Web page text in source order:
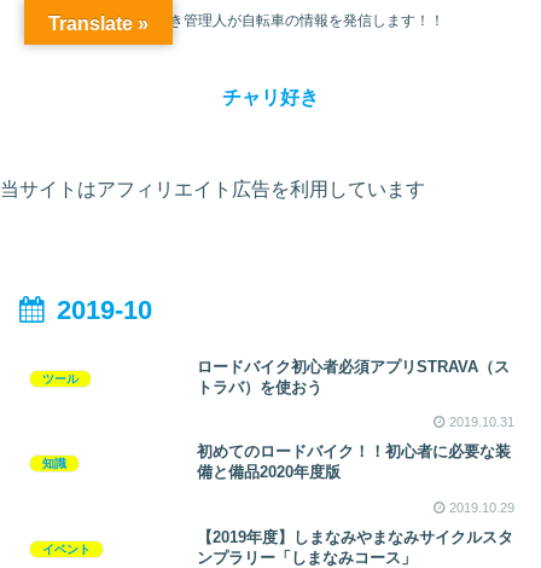
チャリ大好き管理人が自転車の情報を発信します！！
チャリ好き
当サイトはアフィリエイト広告を利用しています
2019-10
ツール
ロードバイク初心者必須アプリSTRAVA（ス
トラバ）を使おう
2019.10.31
知識
初めてのロードバイク！！初心者に必要な装
備と備品2020年度版
2019.10.29
イベント
【2019年度】しまなみやまなみサイクルスタ
ンプラリー「しまなみコース」
Translate »